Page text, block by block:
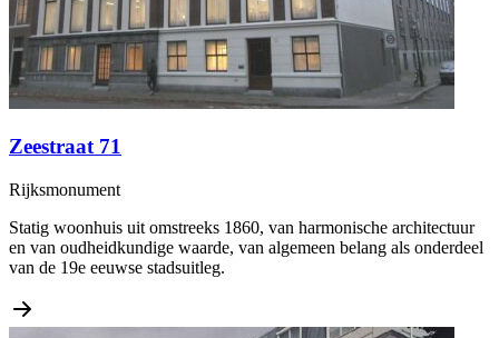
Zeestraat 71
Rijksmonument
Statig woonhuis uit omstreeks 1860, van harmonische architectuur
en van oudheidkundige waarde, van algemeen belang als onderdeel
van de 19e eeuwse stadsuitleg.